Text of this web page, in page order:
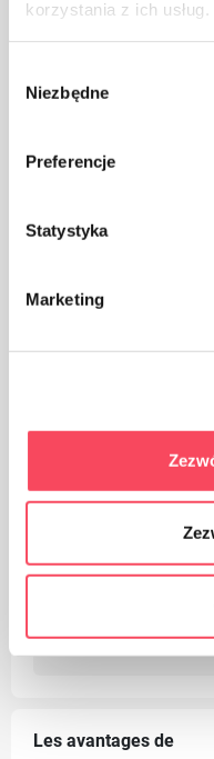
korzystania z ich usług.
zgody
Niezbędne
Preferencje
Statystyka
Marketing
L'emballage en
du PET) comme le
Veillez à la
Les avantages de